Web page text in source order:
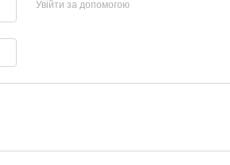
Увійти за допомогою